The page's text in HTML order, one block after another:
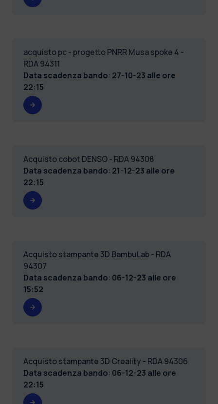
acquisto pc - progetto PNRR Musa spoke 4 -
RDA 94311
Data scadenza bando: 27-10-23 alle ore
22:15
Acquisto cobot DENSO - RDA 94308
Data scadenza bando: 21-12-23 alle ore
22:15
Acquisto stampante 3D BambuLab - RDA
94307
Data scadenza bando: 06-12-23 alle ore
15:52
Acquisto stampante 3D Creality - RDA 94306
Data scadenza bando: 06-12-23 alle ore
22:15